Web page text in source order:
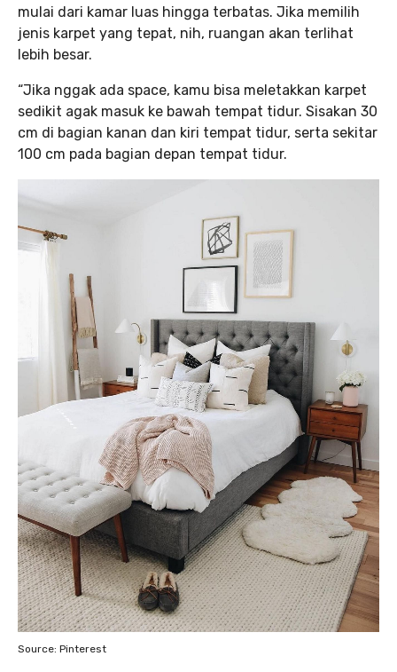
mulai dari kamar luas hingga terbatas. Jika memilih
jenis karpet yang tepat, nih, ruangan akan terlihat
lebih besar.
“Jika nggak ada space, kamu bisa meletakkan karpet
sedikit agak masuk ke bawah tempat tidur. Sisakan 30
cm di bagian kanan dan kiri tempat tidur, serta sekitar
100 cm pada bagian depan tempat tidur.
Source: Pinterest